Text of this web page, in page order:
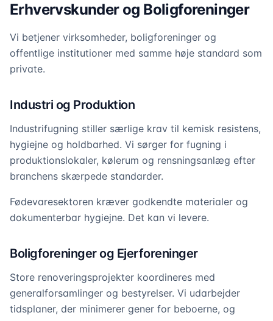
Erhvervskunder og Boligforeninger
Vi betjener virksomheder, boligforeninger og
offentlige institutioner med samme høje standard som
private.
Industri og Produktion
Industrifugning stiller særlige krav til kemisk resistens,
hygiejne og holdbarhed. Vi sørger for fugning i
produktionslokaler, kølerum og rensningsanlæg efter
branchens skærpede standarder.
Fødevaresektoren kræver godkendte materialer og
dokumenterbar hygiejne. Det kan vi levere.
Boligforeninger og Ejerforeninger
Store renoveringsprojekter koordineres med
generalforsamlinger og bestyrelser. Vi udarbejder
tidsplaner, der minimerer gener for beboerne, og